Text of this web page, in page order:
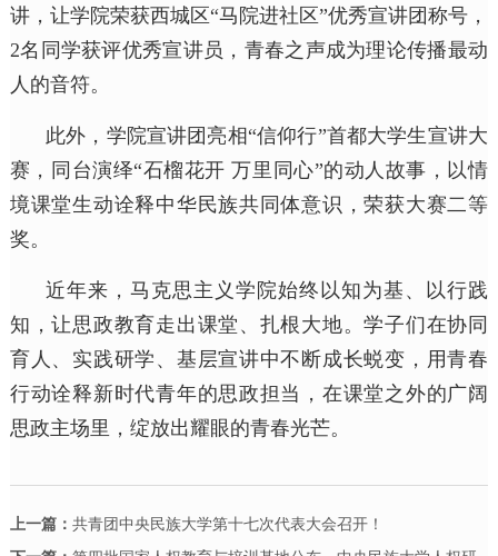
讲，让学院荣获西城区“马院进社区”优秀宣讲团称号，
2名同学获评优秀宣讲员，青春之声成为理论传播最动
人的音符。
此外，学院宣讲团亮相“信仰行”首都大学生宣讲大
赛，同台演绎“石榴花开 万里同心”的动人故事，以情
境课堂生动诠释中华民族共同体意识，荣获大赛二等
奖。
近年来，马克思主义学院始终以知为基、以行践
知，让思政教育走出课堂、扎根大地。学子们在协同
育人、实践研学、基层宣讲中不断成长蜕变，用青春
行动诠释新时代青年的思政担当，在课堂之外的广阔
思政主场里，绽放出耀眼的青春光芒。
上一篇： 共青团中央民族大学第十七次代表大会召开！